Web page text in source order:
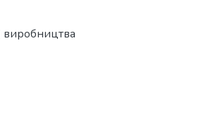
виробництва